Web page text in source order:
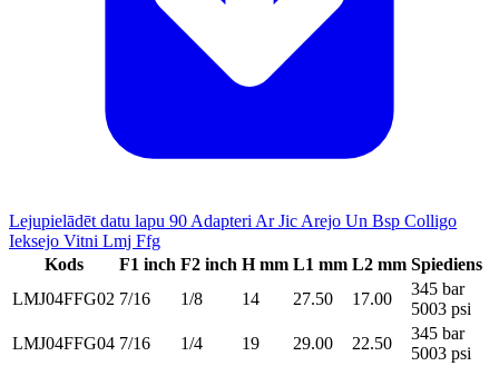
Lejupielādēt datu lapu 90 Adapteri Ar Jic Arejo Un Bsp Colligo
Ieksejo Vitni Lmj Ffg
Kods
F1 inch F2 inch H mm L1 mm L2 mm Spiediens
LMJ04FFG02 7/16 1/8 14 27.50 17.00
345 bar
5003 psi
LMJ04FFG04 7/16 1/4 19 29.00 22.50
345 bar
5003 psi